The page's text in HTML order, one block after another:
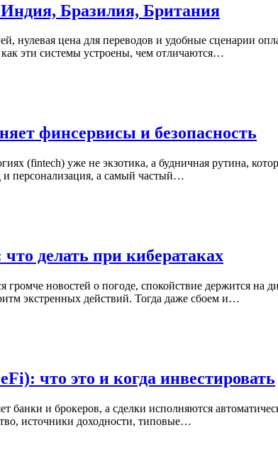
Бразилия, Британия
нулевая цена для переводов и удобные сценарии
эти системы устроены, чем отличаются…
финсервисы и безопасность
(fintech) уже не экзотика, а будничная рутина,
персонализация, а самый частый…
делать при кибератаках
громче новостей о погоде, спокойствие держится
экстренных действий. Тогда даже сбоем и…
что это и когда инвестировать
банки и брокеров, а сделки исполняются
источники доходности, типовые…